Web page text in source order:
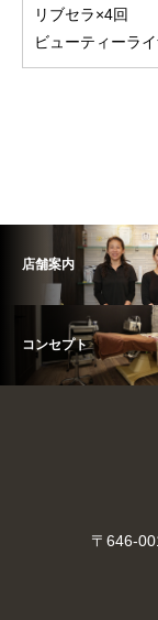
リブセラ×4回
ビューティーラ
店舗案内
コンセプト
〒646-